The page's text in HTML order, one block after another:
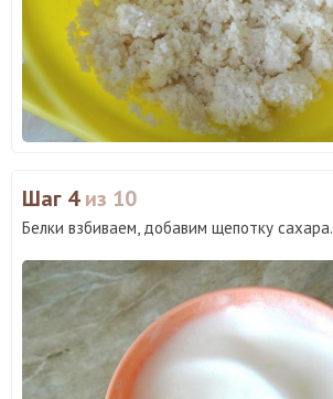
Шаг 4из 10
Белки взбиваем, добавим щепотку сахара.